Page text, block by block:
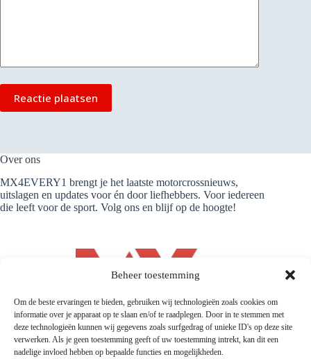
Beheer toestemming
Om de beste ervaringen te bieden, gebruiken wij technologieën zoals cookies om
informatie over je apparaat op te slaan en/of te raadplegen. Door in te stemmen met
deze technologieën kunnen wij gegevens zoals surfgedrag of unieke ID's op deze site
verwerken. Als je geen toestemming geeft of uw toestemming intrekt, kan dit een
nadelige invloed hebben op bepaalde functies en mogelijkheden.
Reactie plaatsen
Over ons
MX4EVERY1 brengt je het laatste motorcrossnieuws,
uitslagen en updates voor én door liefhebbers. Voor iedereen
die leeft voor de sport. Volg ons en blijf op de hoogte!